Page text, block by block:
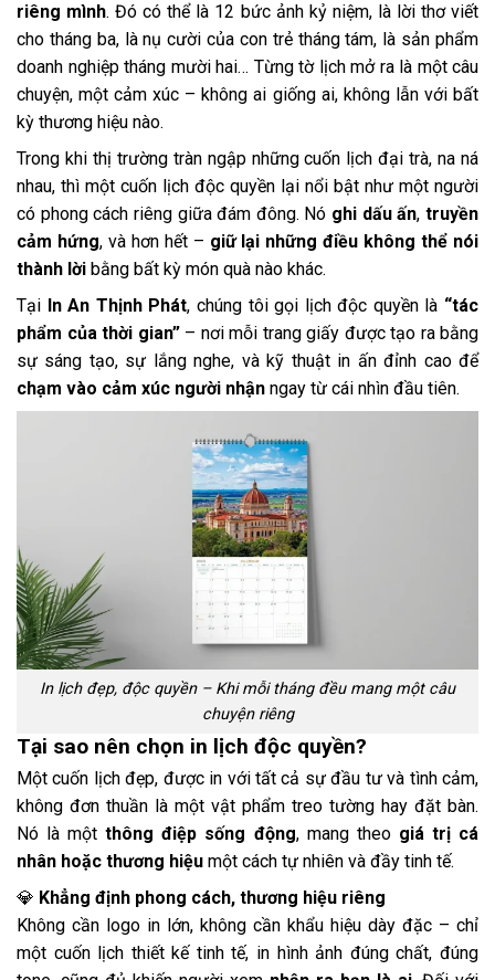
riêng mình. Đó có thể là 12 bức ảnh kỷ niệm, là lời thơ viết
cho tháng ba, là nụ cười của con trẻ tháng tám, là sản phẩm
doanh nghiệp tháng mười hai… Từng tờ lịch mở ra là một câu
chuyện, một cảm xúc – không ai giống ai, không lẫn với bất
kỳ thương hiệu nào.
Trong khi thị trường tràn ngập những cuốn lịch đại trà, na ná
nhau, thì một cuốn lịch độc quyền lại nổi bật như một người
có phong cách riêng giữa đám đông. Nó ghi dấu ấn,truyền
cảm hứng, và hơn hết – giữ lại những điều không thể nói
thành lời bằng bất kỳ món quà nào khác.
Tại In An Thịnh Phát, chúng tôi gọi lịch độc quyền là “tác
phẩm của thời gian”– nơi mỗi trang giấy được tạo ra bằng
sự sáng tạo, sự lắng nghe, và kỹ thuật in ấn đỉnh cao để
chạm vào cảm xúc người nhận ngay từ cái nhìn đầu tiên.
In lịch đẹp, độc quyền – Khi mỗi tháng đều mang một câu
chuyện riêng
Tại sao nên chọn in lịch độc quyền?
Một cuốn lịch đẹp, được in với tất cả sự đầu tư và tình cảm,
không đơn thuần là một vật phẩm treo tường hay đặt bàn.
Nó là mộtthông điệp sống động, mang theo giá trị cá
nhân hoặc thương hiệu một cách tự nhiên và đầy tinh tế.
💎 Khẳng định phong cách, thương hiệu riêng
Không cần logo in lớn, không cần khẩu hiệu dày đặc – chỉ
một cuốn lịch thiết kế tinh tế, in hình ảnh đúng chất, đúng